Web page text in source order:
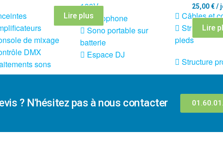
de mixage
DMX
sons
100V
Microphone
Sono portable sur
batterie
Espace DJ
Câbles et
Structures,
pieds
Structure
Lire plus
25,00 €/
Lire
? N'hésitez pas à nous contacter